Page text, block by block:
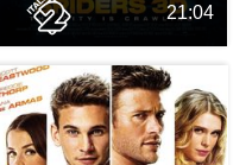
21:04